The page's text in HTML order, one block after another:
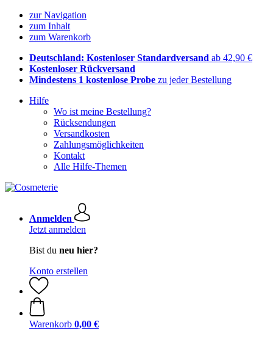
zur Navigation
zum Inhalt
zum Warenkorb
Deutschland: Kostenloser Standardversand ab 42,90 €
Kostenloser Rückversand
Mindestens 1 kostenlose Probe zu jeder Bestellung
Hilfe
Wo ist meine Bestellung?
Rücksendungen
Versandkosten
Zahlungsmöglichkeiten
Kontakt
Alle Hilfe-Themen
Anmelden
Jetzt anmelden
Bist du neu hier?
Konto erstellen
Warenkorb 0,00 €